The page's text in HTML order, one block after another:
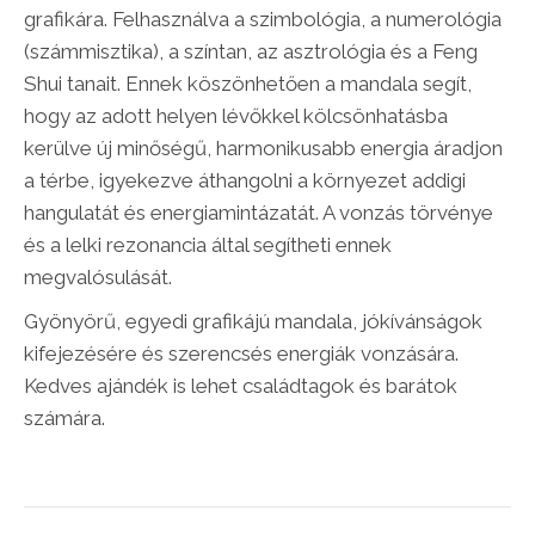
grafikára. Felhasználva a szimbológia, a numerológia
(számmisztika), a színtan, az asztrológia és a Feng
Shui tanait. Ennek köszönhetően a mandala segít,
hogy az adott helyen lévőkkel kölcsönhatásba
kerülve új minőségű, harmonikusabb energia áradjon
a térbe, igyekezve áthangolni a környezet addigi
hangulatát és energiamintázatát. A vonzás törvénye
és a lelki rezonancia által segítheti ennek
megvalósulását.
Gyönyörű, egyedi grafikájú mandala, jókívánságok
kifejezésére és szerencsés energiák vonzására.
Kedves ajándék is lehet családtagok és barátok
számára.